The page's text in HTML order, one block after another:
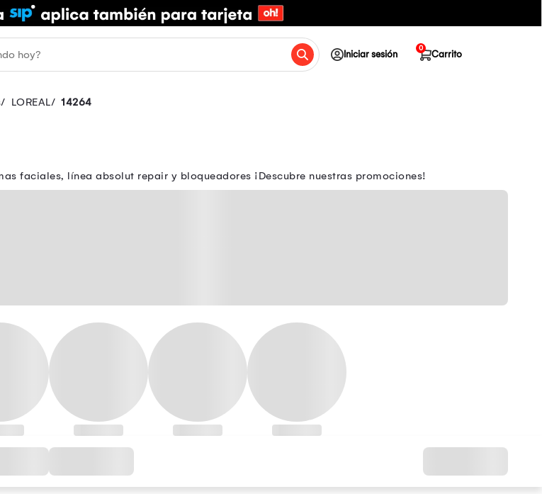
Iniciar sesión Carrito
0
LOREAL 14264
faciales, línea absolut repair y bloqueadores ¡Descubre nuestras promociones!